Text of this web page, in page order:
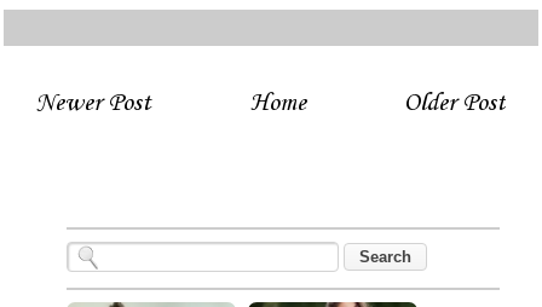
Newer Post Older Post
Home